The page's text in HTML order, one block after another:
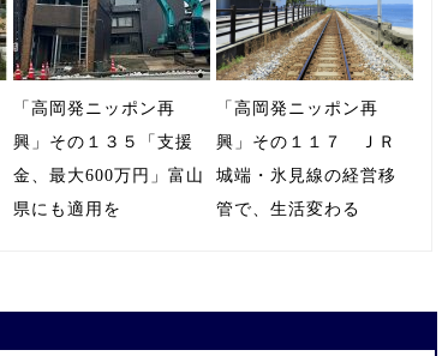
「高岡発ニッポン再
興」その１３５「支援
金、最大600万円」富山
県にも適用を
「高岡発ニッポン再
興」その１１７ ＪＲ
城端・氷見線の経営移
管で、生活変わる